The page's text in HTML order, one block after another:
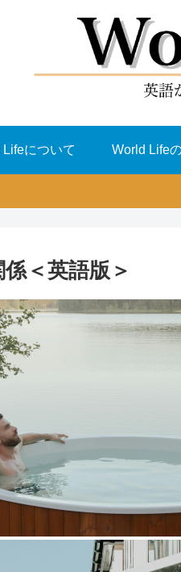
Lifeについて World Life
＜英語版＞